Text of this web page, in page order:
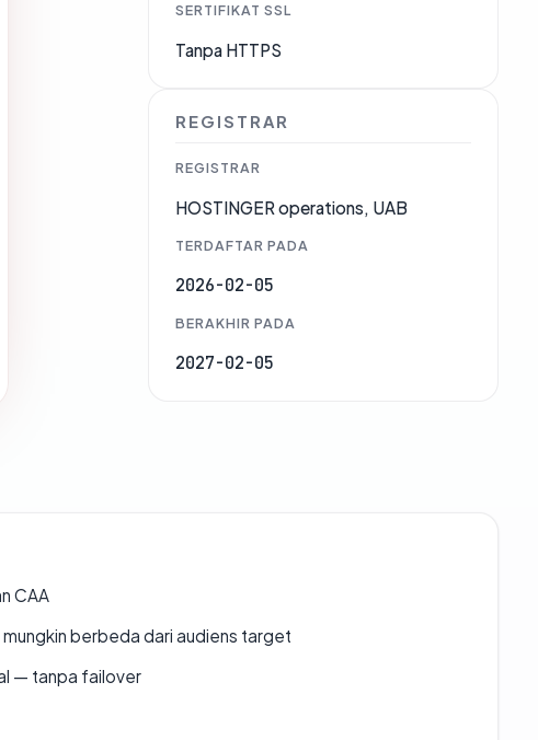
SERTIFIKAT SSL
Tanpa HTTPS
REGISTRAR
REGISTRAR
HOSTINGER operations, UAB
TERDAFTAR PADA
2026-02-05
BERAKHIR PADA
2027-02-05
CAA
mungkin berbeda dari audiens target
— tanpa failover